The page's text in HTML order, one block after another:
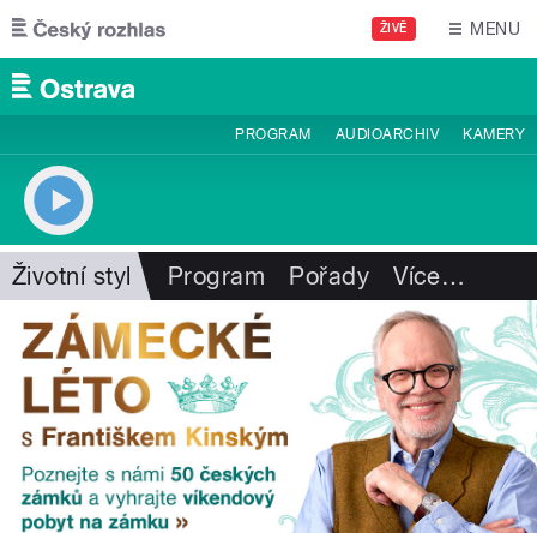
Přejít k hlavnímu obsahu
ŽIVĚ MENU
PROGRAM AUDIOARCHIV KAMERY
Životní styl Program Pořady Více…